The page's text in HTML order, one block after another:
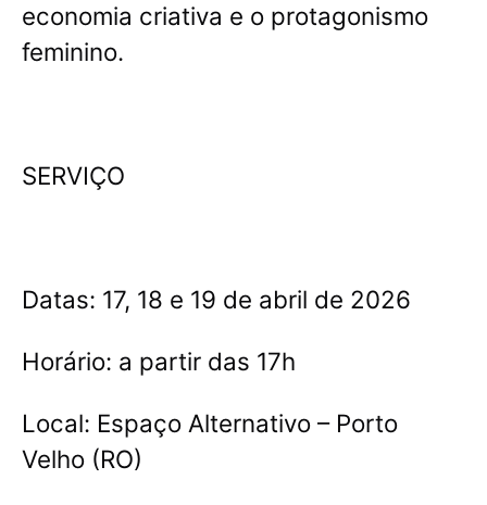
economia criativa e o protagonismo
feminino.
SERVIÇO
Datas: 17, 18 e 19 de abril de 2026
Horário: a partir das 17h
Local: Espaço Alternativo – Porto
Velho (RO)